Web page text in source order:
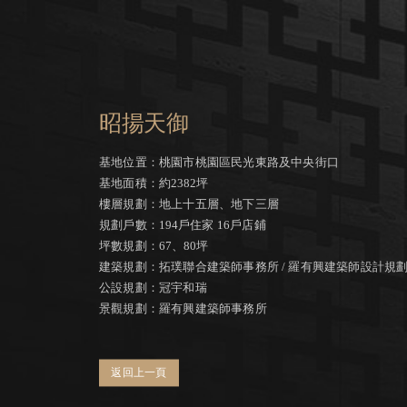
昭揚天御
基地位置：桃園市桃園區民光東路及中央街口
基地面積：約2382坪
樓層規劃：地上十五層、地下三層
規劃戶數：194戶住家 16戶店鋪
坪數規劃：67、80坪
建築規劃：拓璞聯合建築師事務所 / 羅有興建築師設計規
公設規劃：冠宇和瑞
景觀規劃：羅有興建築師事務所
返回上一頁